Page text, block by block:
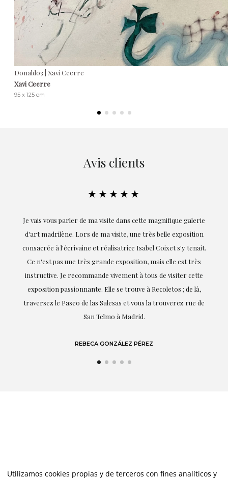
Donald03 | Xavi Ceerre
Xavi Ceerre
95 x 125 cm
Avis clients
★★★★★
Exceptionnelle. Maria m'a accompagnée à chaque étape de la
réalisation de ce travail et, dès le début, elle a compris mes
goûts et mes besoins ; sa proximité, son empathie et son
professionnalisme ont été présents à chaque instant,
soulignant (bien sûr) son amour et sa connaissance de ce
dont elle parle : l'art.
LAURA GUTIÉRREZ
Utilizamos cookies propias y de terceros con fines analíticos y